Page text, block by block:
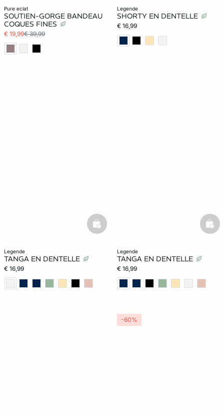
pure eclat
SOUTIEN-GORGE BANDEAU
COQUES FINES
€ 19,99€ 39,99
legende
SHORTY EN DENTELLE
€ 16,99
legende
TANGA EN DENTELLE
€ 16,99
basketfull
legende
TANGA EN DENTELLE
€ 16,99
-60%